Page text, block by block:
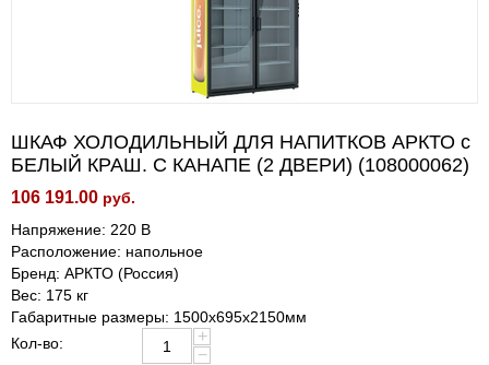
ШКАФ ХОЛОДИЛЬНЫЙ ДЛЯ НАПИТКОВ АРКТО с
БЕЛЫЙ КРАШ. C КАНАПЕ (2 ДВЕРИ) (108000062)
106 191.00 руб.
Напряжение: 220 В
Расположение: напольное
Бренд: АРКТО (Россия)
Вес: 175 кг
Габаритные размеры: 1500х695х2150мм
Кол-во:
+
−